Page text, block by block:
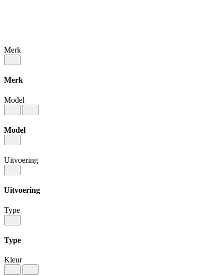
Merk
Merk
Model
Model
Uitvoering
Uitvoering
Type
Type
Kleur